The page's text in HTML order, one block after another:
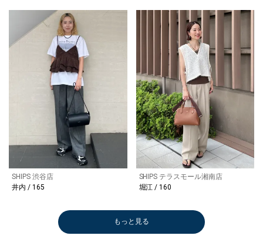
SHIPS 渋谷店
井内 / 165
SHIPS テラスモール湘南店
堀江 / 160
もっと見る